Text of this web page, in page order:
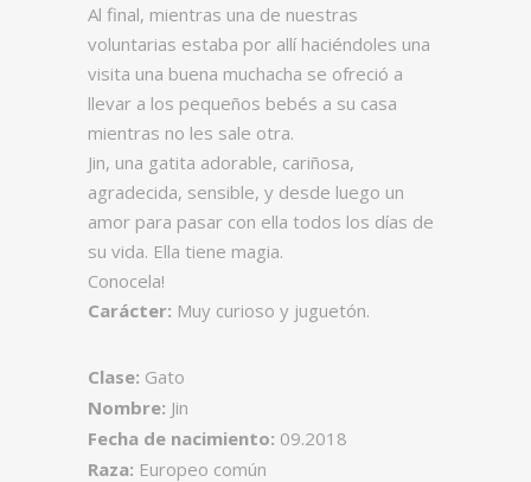
Al final, mientras una de nuestras
voluntarias estaba por allí haciéndoles una
visita una buena muchacha se ofreció a
llevar a los pequeños bebés a su casa
mientras no les sale otra.
Jin, una gatita adorable, cariñosa,
agradecida, sensible, y desde luego un
amor para pasar con ella todos los días de
su vida. Ella tiene magia.
Conocela!
Carácter: Muy curioso y juguetón.
Clase: Gato
Nombre: Jin
Fecha de nacimiento: 09.2018
Raza: Europeo común